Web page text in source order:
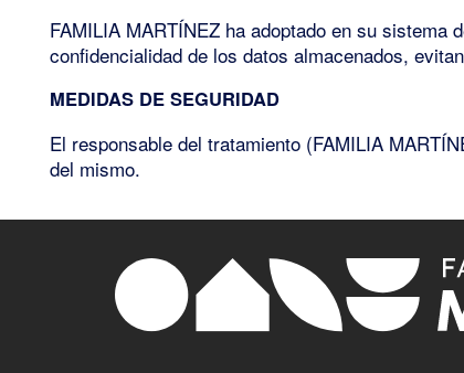
FAMILIA MARTÍNEZ ha adoptado en su
confidencialidad de los datos almacenados,
MEDIDAS DE SEGURIDAD
El responsable del tratamiento (FAMILIA
del mismo.